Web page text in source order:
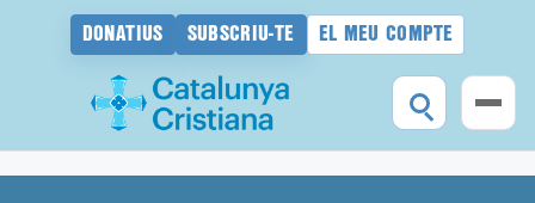
DONATIUS SUBSCRIU-TE EL MEU COMPTE